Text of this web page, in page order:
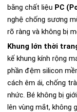
bằng chất liệu PC
nghệ chống sương
rõ ràng và không bị
Khung lớn thời
kế khung kính rộng
phần đệm silicon
cách êm ái, chống
nhức. Bé không bị
lên vùng mắt, không